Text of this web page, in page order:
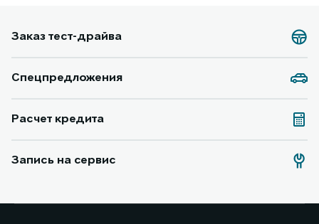
Заказ тест-драйва
Спецпредложения
Расчет кредита
Запись на сервис